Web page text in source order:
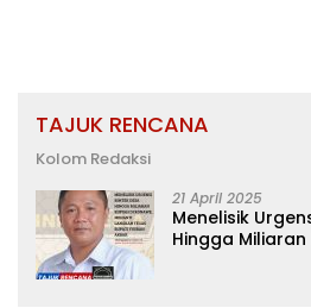
TAJUK RENCANA
Kolom Redaksi
21 April 2025
Menelisik
Hingga